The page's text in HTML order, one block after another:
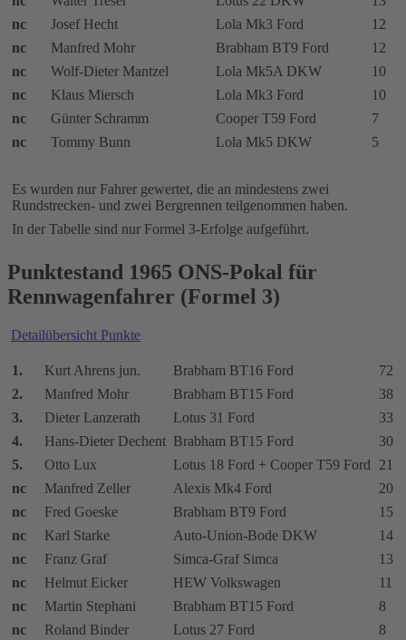
nc
Josef Hecht Lola Mk3 Ford
12
nc
Manfred Mohr Brabham BT9 Ford
12
nc
Wolf-Dieter Mantzel Lola Mk5A DKW
10
nc
Klaus Miersch Lola Mk3 Ford
10
nc
Günter Schramm Cooper T59 Ford
7
nc
Tommy Bunn Lola Mk5 DKW 5
Es wurden nur Fahrer gewertet, die an mindestens zwei
Rundstrecken- und zwei Bergrennen teilgenommen haben.
In der Tabelle sind nur Formel 3-Erfolge aufgeführt.
Punktestand 1965 ONS-Pokal für
Rennwagenfahrer (Formel 3)
Detailübersicht Punkte
1. Kurt Ahrens jun. Brabham BT16 Ford
72
2.
Manfred Mohr Brabham BT15 Ford
38
3.
Dieter Lanzerath Lotus 31 Ford
33
4.
Hans-Dieter Dechent Brabham BT15 Ford
30
5.
Otto Lux Lotus 18 Ford + Cooper T59 Ford
21
nc
Manfred Zeller Alexis Mk4 Ford
20
nc
Fred Goeske Brabham BT9 Ford
15
nc
Karl Starke Auto-Union-Bode DKW
14
nc
Franz Graf Simca-Graf Simca
13
nc
Helmut Eicker HEW Volkswagen
11
nc
Martin Stephani Brabham BT15 Ford
8
nc
Roland Binder Lotus 27 Ford
8